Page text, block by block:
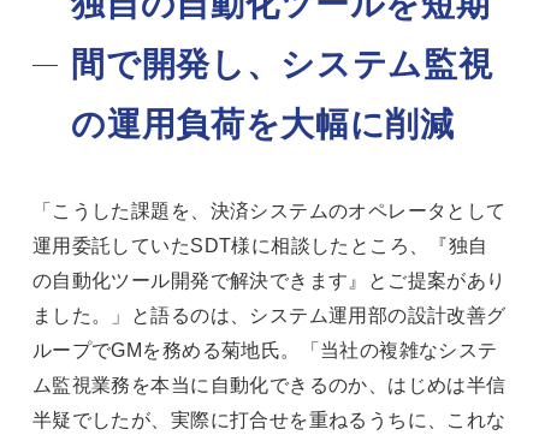
間で開発し、システム監視
の運用負荷を大幅に削減
「こうした課題を、決済システムのオペレータとして
運用委託していたSDT様に相談したところ、『独自
の自動化ツール開発で解決できます』とご提案があり
ました。」と語るのは、システム運用部の設計改善グ
ループでGMを務める菊地氏。「当社の複雑なシステ
ム監視業務を本当に自動化できるのか、はじめは半信
半疑でしたが、実際に打合せを重ねるうちに、これな